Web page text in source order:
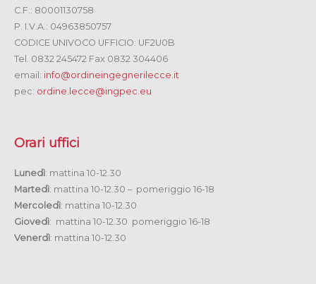
C.F.: 80001130758
P. I.V.A.: 04963850757
CODICE UNIVOCO UFFICIO: UF2U0B
Tel. 0832 245472 Fax 0832 304406
email: info@ordineingegnerilecce.it
pec: ordine.lecce@ingpec.eu
Orari uffici
Lunedì: mattina 10-12.30
Martedì: mattina 10-12.30 – pomeriggio 16-18
Mercoledì: mattina 10-12.30
Giovedì: mattina 10-12.30 pomeriggio 16-18
Venerdì: mattina 10-12.30